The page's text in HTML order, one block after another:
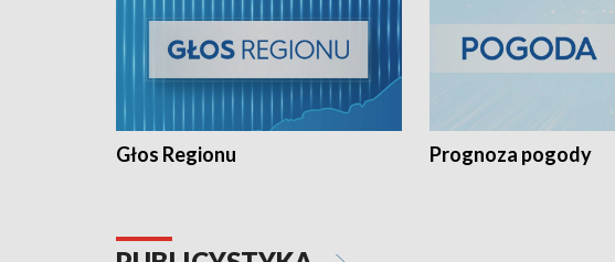
Głos Regionu Prognoza pogody